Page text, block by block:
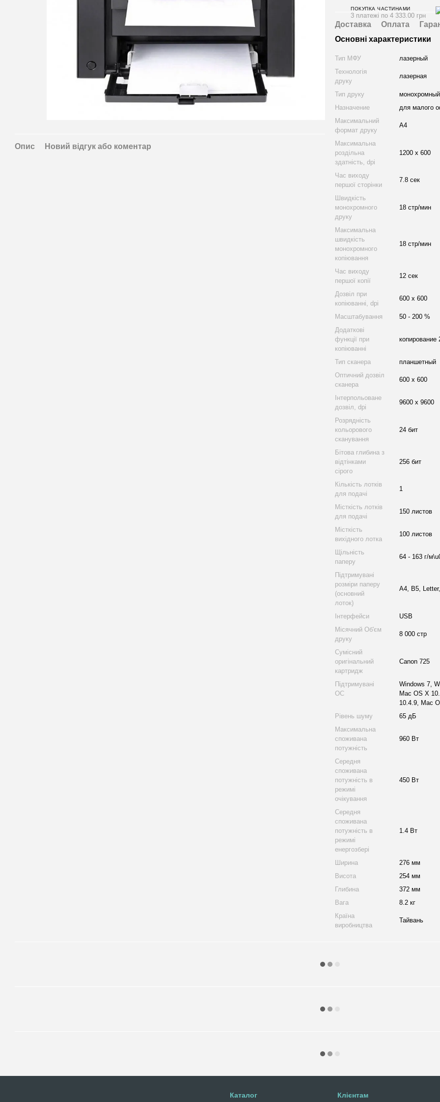
Опис Новий відгук або коментар
ПОКУПКА ЧАСТИНАМИ
3 платежі по 4 333.00 грн
Доставка Оплата
Основні характеристики
Тип МФУ
лазерный
Технологія
друку
лазерная
Тип друку
монохромный
Назначение
для малого
Максимальний
формат друку
A4
Максимальна
роздільна
здатність, dpi
1200 х 600
Час виходу
першої сторінки
7.8 сек
Швидкість
монохромного
друку
18 стр/мин
Максимальна
швидкість
монохромного
копіювання
18 стр/мин
Час виходу
першої копії
12 сек
Дозвіл при
копіюванні, dpi
600 x 600
Масштабування
50 - 200 %
Додаткові
функції при
копіюванні
копирование
Тип сканера
планшетный
Оптичний дозвіл
сканера
600 х 600
Інтерпольоване
дозвіл, dpi
9600 x 9600
Розрядність
кольорового
сканування
24 бит
Бітова глибина з
відтінками
сірого
256 бит
Кількість лотків
для подачі
1
Місткість лотків
для подачі
150 листов
Місткість
вихідного лотка
100 листов
Щільність
паперу
64 - 163 г/
Підтримувані
розміри паперу
(основний
лоток)
A4, B5,
Інтерфейси
USB
Місячний Об'єм
друку
8 000 стр
Сумісний
оригінальний
картридж
Canon 725
Підтримувані
ОС
Windows 7,
Mac OS X
10.4.9, Mac
Рівень шуму
65 дБ
Максимальна
споживана
потужність
960 Вт
Середня
споживана
потужність в
режимі
очікування
450 Вт
Середня
споживана
потужність в
режимі
енергозбері
1.4 Вт
Ширина
276 мм
Висота
254 мм
Глибина
372 мм
Вага
8.2 кг
Країна
виробництва
Тайвань
Каталог Клієнтам